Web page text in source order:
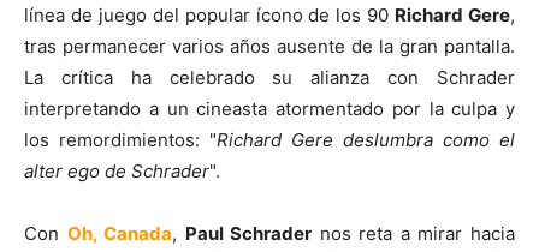
línea de juego del popular ícono de los 90 Richard Gere,
tras permanecer varios años ausente de la gran pantalla.
La crítica ha celebrado su alianza con Schrader
interpretando a un cineasta atormentado por la culpa y
los remordimientos: "Richard Gere deslumbra como el
alter ego de Schrader".
Con Oh, Canada, Paul Schrader nos reta a mirar hacia